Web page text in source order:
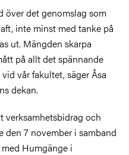
över det genomslag som
inte minst med tanke på
ut. Mängden skarpa
på allt det spännande
vår fakultet, säger Åsa
dekan.
verksamhetsbidrag och
den 7 november i samband
Humgänge i